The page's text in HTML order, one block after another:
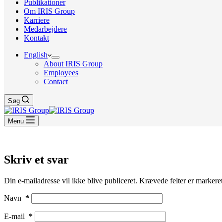
Publikationer
Om IRIS Group
Karriere
Medarbejdere
Kontakt
English
About IRIS Group
Employees
Contact
Søg
Menu
Skriv et svar
Din e-mailadresse vil ikke blive publiceret. Krævede felter er
Navn *
E-mail *